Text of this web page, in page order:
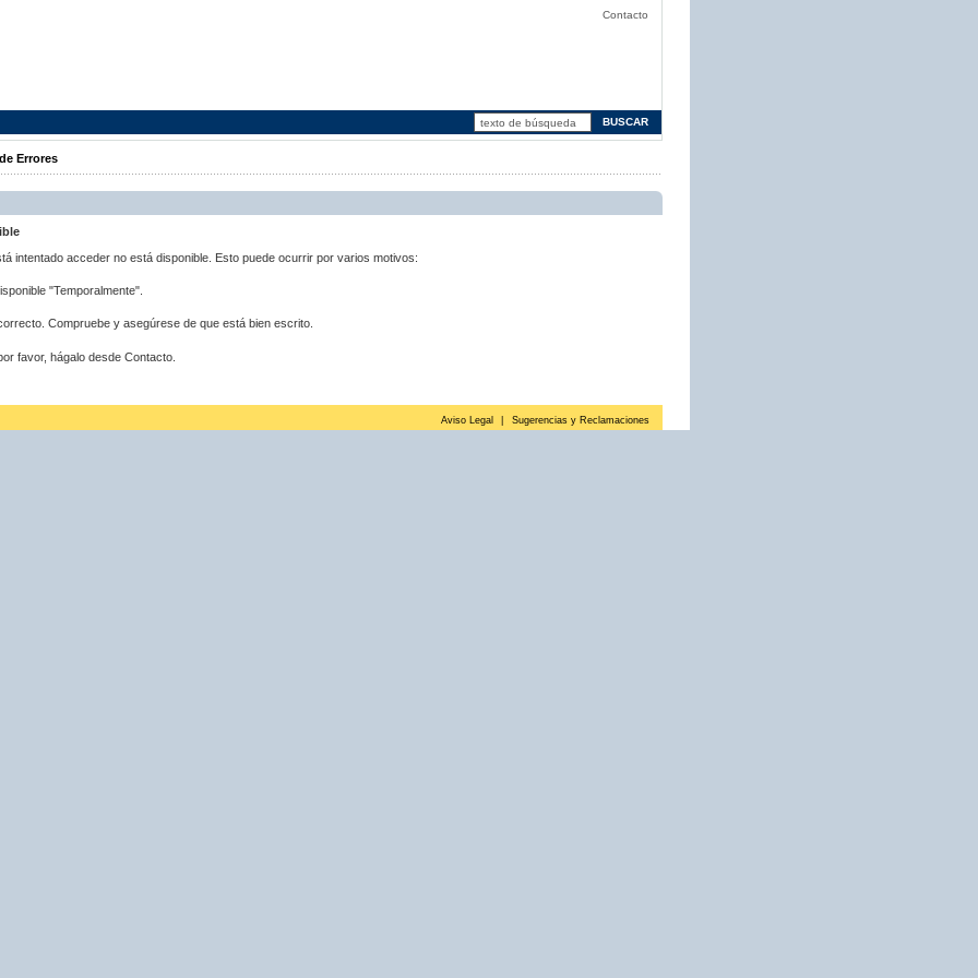
Contacto
Errores
intentado acceder no está disponible. Esto puede ocurrir por varios motivos:
"Temporalmente".
Compruebe y asegúrese de que está bien escrito.
favor, hágalo desde Contacto.
Aviso Legal Sugerencias y Reclamaciones